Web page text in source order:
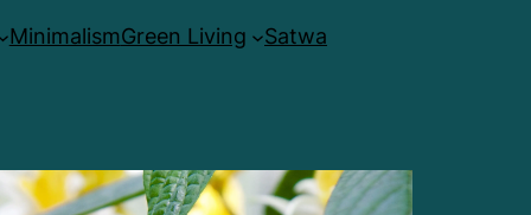
MinimalismGreen Living Satwa